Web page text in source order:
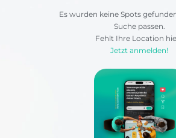
Es wurden keine Spots
Suche passen.
Fehlt Ihre Location
Jetzt anmelden!